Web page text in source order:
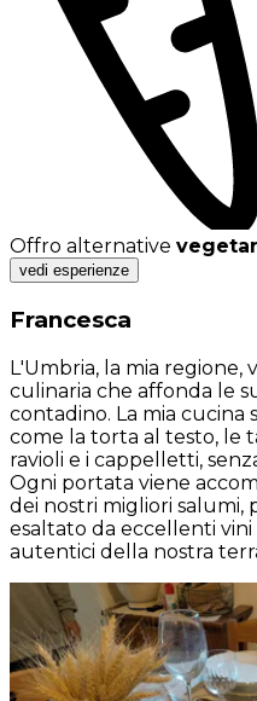
Offro alternative
vedi esperienze
Francesca
L'Umbria, la mia regione,
culinaria che affonda le
contadino. La mia cucina
come la torta al testo, le
ravioli e i cappelletti,
Ogni portata viene
dei nostri migliori
esaltato da eccellenti
autentici della nostra